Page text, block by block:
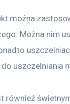
można
Można nim
uszczelniania
również